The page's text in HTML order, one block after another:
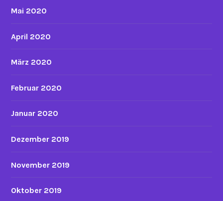
Mai 2020
April 2020
März 2020
Februar 2020
Januar 2020
Dezember 2019
November 2019
Oktober 2019